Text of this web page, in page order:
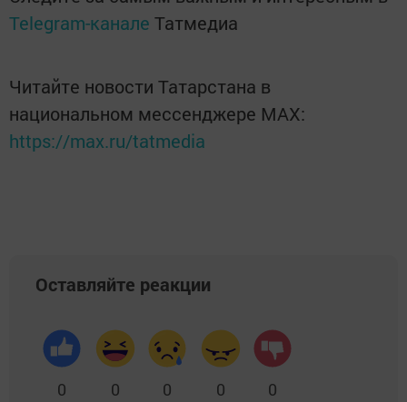
Telegram-канале Татмедиа
Читайте новости Татарстана в
национальном мессенджере MАХ:
https://max.ru/tatmedia
Оставляйте реакции
0 0 0 0 0